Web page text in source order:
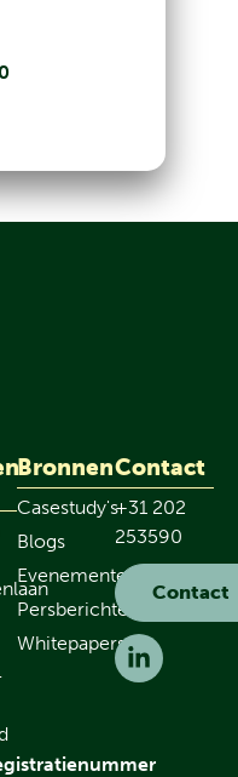
Bronnen
Casestudy's
Blogs
Evenementen
Persberichten
Whitepapers
Contact
+31 202
253590
Contact